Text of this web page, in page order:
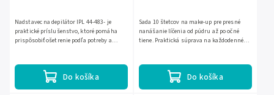
Do košíka
Nadstavec na depilátor IPL 44-483- je
praktické príslušenstvo, ktoré pomáha
prispôsobiť ošetrenie podľa potreby a
Do košíka
Sada 10 štetcov na make-up pre presné
nanášanie líčenia od púdru až po očné
tiene. Praktická súprava na každodenné